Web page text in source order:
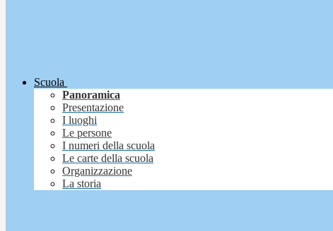
Scuola
Panoramica
Presentazione
I luoghi
Le persone
I numeri della scuola
Le carte della scuola
Organizzazione
La storia